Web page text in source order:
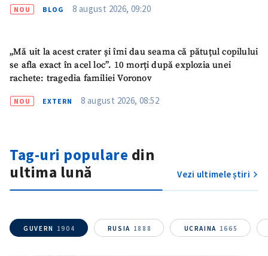
NOU BLOG 8 august 2026, 09:20
„Mă uit la acest crater și îmi dau seama că pătuțul copilului
se afla exact în acel loc”. 10 morți după explozia unei
rachete: tragedia familiei Voronov
NOU EXTERN 8 august 2026, 08:52
Tag-uri populare din
ultima lună
Vezi ultimele știri
GUVERN 1904 RUSIA 1888 UCRAINA 1665